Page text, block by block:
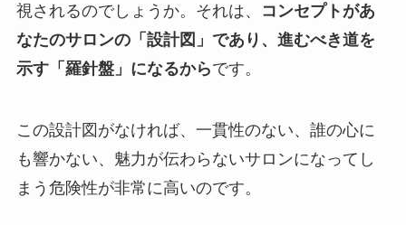
視されるのでしょうか。それは、
コンセプトがあ
なたのサロンの「設計図」であり、進むべき道を
示す「羅針盤」になるからです。
この設計図がなければ、一貫性のない、誰の心に
も響かない、魅力が伝わらないサロンになってし
まう危険性が非常に高いのです。